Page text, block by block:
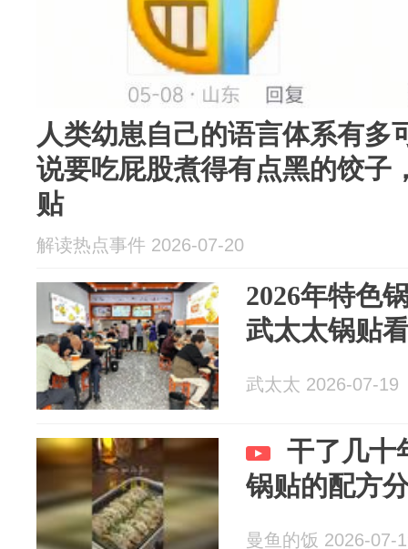
人类幼崽自己的语言体系有多
说要吃屁股煮得有点黑的饺子
贴
解读热点事件 2026-07-20
2026年特色
武太太锅贴
武太太 2026-07-19
干了几十
锅贴的配方
曼鱼的饭 2026-07-